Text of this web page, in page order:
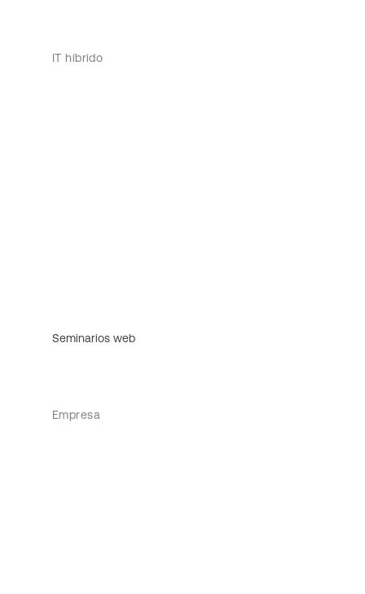
IT híbrido
Seminarios web
Empresa